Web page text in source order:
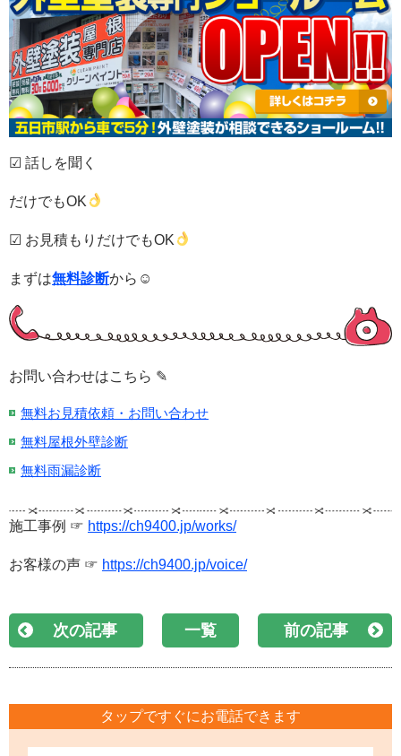
☑ 話しを聞く
だけでもOK
☑ お見積もりだけでもOK
まずは無料診断から☺
お問い合わせはこちら ✎
無料お見積依頼・お問い合わせ
無料屋根外壁診断
無料雨漏診断
施工事例 ☞ https://ch9400.jp/works/
お客様の声 ☞ https://ch9400.jp/voice/
次の記事 一覧 前の記事
タップですぐにお電話できます